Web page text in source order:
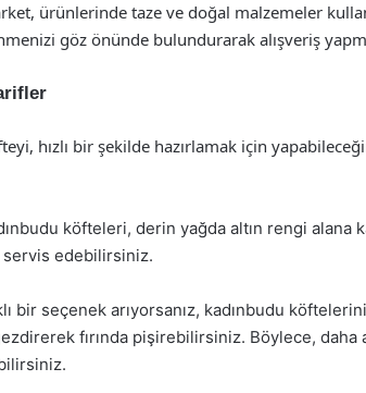
ürünlerinde taze ve doğal malzemeler
göz önünde bulundurarak alışveriş
hızlı bir şekilde hazırlamak için
köfteleri, derin yağda altın rengi alana
edebilirsiniz.
bir seçenek arıyorsanız, kadınbudu
fırında pişirebilirsiniz. Böylece, daha